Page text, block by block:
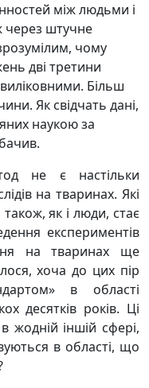
між людьми і
через штучне
чому
дві третини
Більш
Як свідчать дані,
наукою за
не є настільки
на тваринах. Які
як і люди, стає
експериментів
на тваринах ще
хоча до цих пір
в області
десятків років. Ці
жодній іншій сфері,
в області, що